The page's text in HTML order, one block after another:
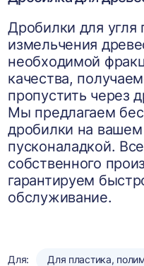
Дробилки для угля
измельчения
необходимой
качества,
пропустить через
Мы предлагаем
дробилки на
пусконаладкой.
собственного
гарантируем
обслуживание.
Для: Для пластика,